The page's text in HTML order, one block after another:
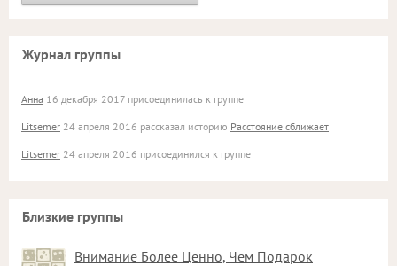
Журнал группы
Анна 16 декабря 2017 присоединилась к группе
Litsemer 24 апреля 2016 рассказал историю Расстояние сближает
Litsemer 24 апреля 2016 присоединился к группе
Близкие группы
Внимание Более Ценно, Чем Подарок